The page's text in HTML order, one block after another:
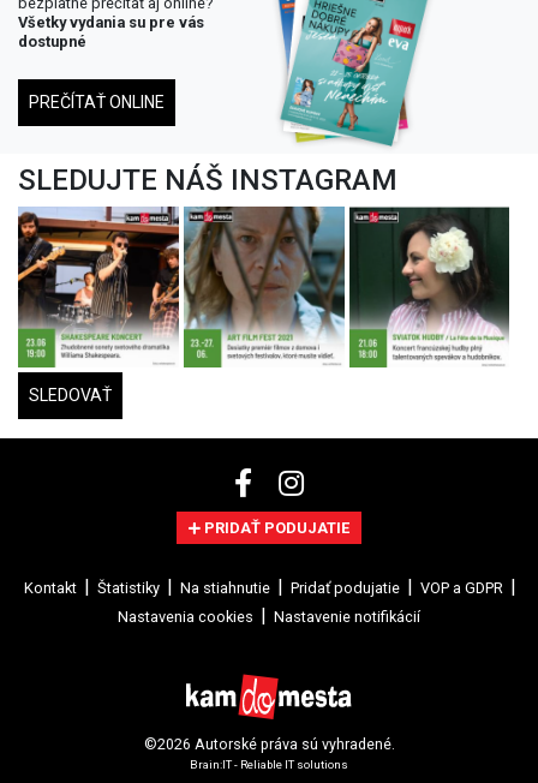
Všetky vydania su pre vás
dostupné
PREČÍTAŤ ONLINE
SLEDUJTE NÁŠ INSTAGRAM
SLEDOVAŤ
PRIDAŤ PODUJATIE
Kontakt Štatistiky Na stiahnutie Pridať podujatie
VOP a GDPR
Nastavenia cookies
Nastavenie notifikácií
©2026 Autorské práva sú vyhradené.
Brain:IT - Reliable IT solutions